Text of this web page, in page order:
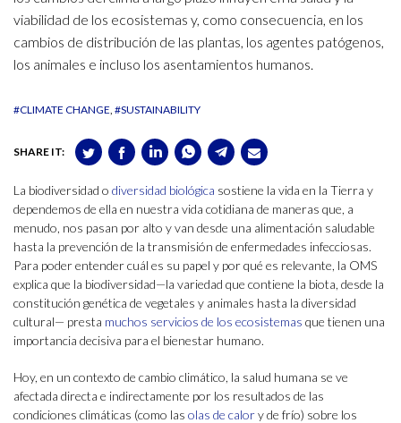
viabilidad de los ecosistemas y, como consecuencia, en los
cambios de distribución de las plantas, los agentes patógenos,
los animales e incluso los asentamientos humanos.
#CLIMATE CHANGE #SUSTAINABILITY
SHARE IT:
La biodiversidad o diversidad biológica sostiene la vida en la Tierra y
dependemos de ella en nuestra vida cotidiana de maneras que, a
menudo, nos pasan por alto y van desde una alimentación saludable
hasta la prevención de la transmisión de enfermedades infecciosas.
Para poder entender cuál es su papel y por qué es relevante, la OMS
explica que la biodiversidad—la variedad que contiene la biota, desde la
constitución genética de vegetales y animales hasta la diversidad
cultural— presta muchos servicios de los ecosistemas que tienen una
importancia decisiva para el bienestar humano.
Hoy, en un contexto de cambio climático, la salud humana se ve
afectada directa e indirectamente por los resultados de las
condiciones climáticas (como las olas de calory de frío) sobre los